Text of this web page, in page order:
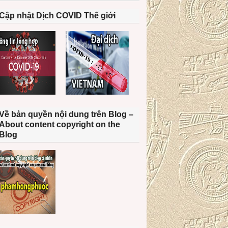
nhật Dịch COVID Thế giới
bản quyền nội dung trên Blog –
content copyright on the